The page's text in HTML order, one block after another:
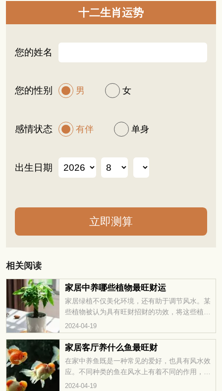
十二生肖运势
您的姓名
您的性别 男 女
感情状态 有伴 单身
出生日期
相关阅读
家居中养哪些植物最旺财运
家居绿植不仅美化环境，还有助于调节风水。某
些植物被认为具有旺财招财的功效，将这些植物
摆放在家中，不仅增添了生机和活力，还有助于
提升家庭的财运。那么，在家居中选择哪些植物
可以为家庭带来旺财招财的作用的呢？下面我们
2024-04-19
家居客厅养什么鱼最旺财
在家中养鱼既是一种常见的爱好，也具有风水效
应。不同种类的鱼在风水上有着不同的作用，如
果想要提升财运，就应该选择适合的鱼类。那想
2024-04-19